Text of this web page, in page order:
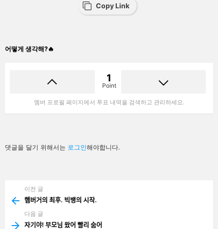
Copy Link
어떻게 생각해?🔥
1
Point
멤버 프로필 페이지에서 투표 내역을 검색하고 관리하세요.
답
글
댓글을 달기 위해서는 로그인해야합니다.
more
이전 글
햄버거의 최후. 빅뱅의 시작.
다음 글
자기야! 부모님 왔어 빨리 숨어